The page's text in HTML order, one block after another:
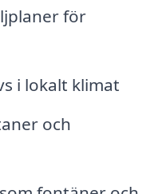
för
i lokalt klimat
och